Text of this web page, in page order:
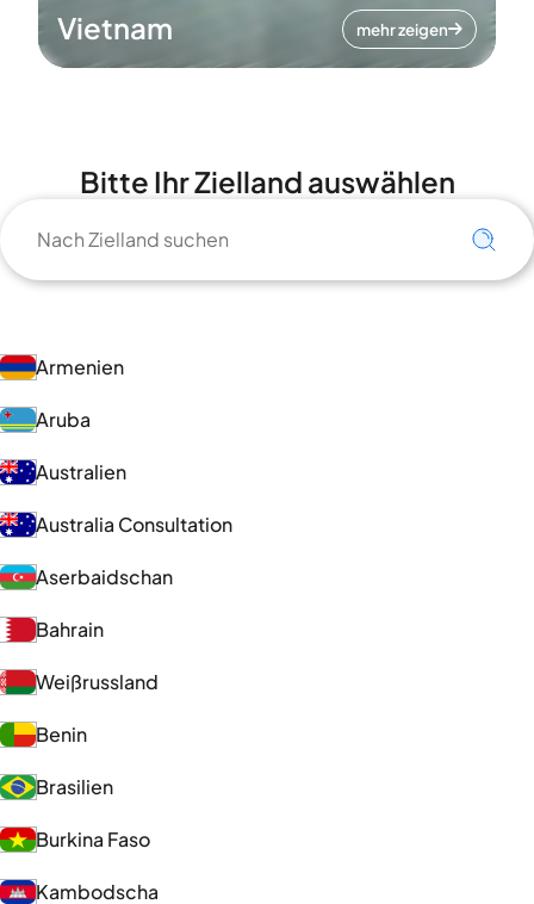
Vietnam mehr zeigen
Bitte Ihr Zielland auswählen
Armenien
Aruba
Australien
Australia Consultation
Aserbaidschan
Bahrain
Weißrussland
Benin
Brasilien
Burkina Faso
Kambodscha